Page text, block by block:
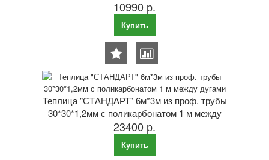
поликарбоната 1 м между дугами
10990 р.
Купить
Теплица "СТАНДАРТ" 6м*3м из проф. трубы
30*30*1,2мм с поликарбонатом 1 м между
дугами
23400 р.
Купить